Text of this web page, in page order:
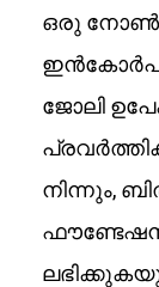
ഒരു നോൺ
ജോലി
നിന്നും,